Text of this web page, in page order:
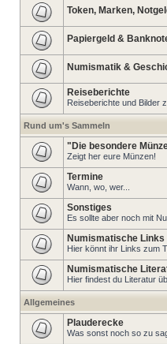
Token, Marken,
Papiergeld &
Numismatik &
Reiseberichte
Reiseberichte und Bilder
Rund um's Sammeln
"Die besondere
Zeigt her eure Münzen!
Termine
Wann, wo, wer...
Sonstiges
Es sollte aber noch mit
Numismatische Links
Hier könnt ihr Links zum
Numismatische
Hier findest du Literatur
Allgemeines
Plauderecke
Was sonst noch so zu